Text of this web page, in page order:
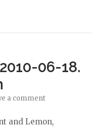
06-18.
a comment
and Lemon,